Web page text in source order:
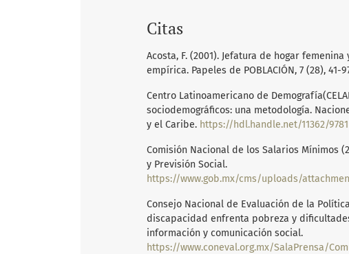
Citas
Acosta, F. (2001). Jefatura de hogar
empírica. Papeles de POBLACIÓN, 7 (28), 41-
Centro Latinoamericano de
sociodemográficos: una metodología.
y el Caribe. https://hdl.handle.net/11362/9781
Comisión Nacional de los Salarios Mínimos
y Previsión Social.
https://www.gob.mx/cms/uploads/attachment/file/525061/
Consejo Nacional de Evaluación de la
discapacidad enfrenta pobreza y
información y comunicación social.
https://www.coneval.org.mx/SalaPrensa/Comunicadosprensa/Documents/